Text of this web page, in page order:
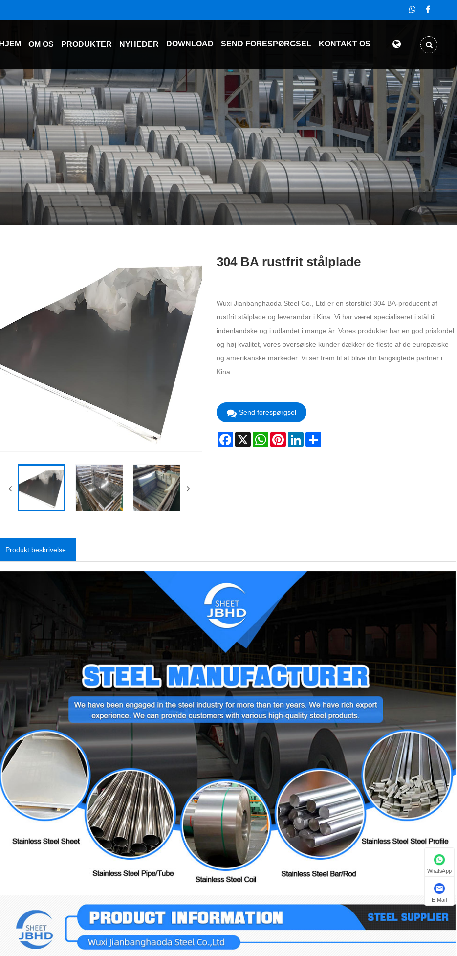
HJEM OM OS PRODUKTER NYHEDER DOWNLOAD SEND FORESPØRGSEL KONTAKT OS
304 BA rustfrit stålplade
Wuxi Jianbanghaoda Steel Co., Ltd er en storstilet 304 BA-producent af
rustfrit stålplade og leverandør i Kina. Vi har været specialiseret i stål til
indenlandske og i udlandet i mange år. Vores produkter har en god prisfordel
og høj kvalitet, vores oversøiske kunder dækker de fleste af de europæiske
og amerikanske markeder. Vi ser frem til at blive din langsigtede partner i
Kina.
Send forespørgsel
Facebook
X WhatsAppPinterestLinkedInShare
Produkt beskrivelse
WhatsApp
E-Mail